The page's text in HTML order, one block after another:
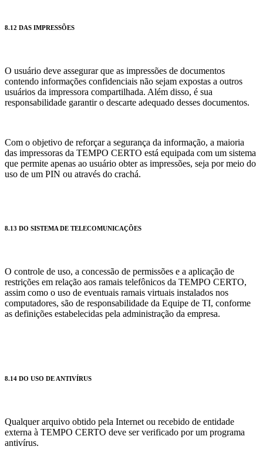
8.12 DAS IMPRESSÕES
O usuário deve assegurar que as impressões de documentos
contendo informações confidenciais não sejam expostas a outros
usuários da impressora compartilhada. Além disso, é sua
responsabilidade garantir o descarte adequado desses documentos.
Com o objetivo de reforçar a segurança da informação, a maioria
das impressoras da TEMPO CERTO está equipada com um sistema
que permite apenas ao usuário obter as impressões, seja por meio do
uso de um PIN ou através do crachá.
8.13 DO SISTEMA DE TELECOMUNICAÇÕES
O controle de uso, a concessão de permissões e a aplicação de
restrições em relação aos ramais telefônicos da TEMPO CERTO,
assim como o uso de eventuais ramais virtuais instalados nos
computadores, são de responsabilidade da Equipe de TI, conforme
as definições estabelecidas pela administração da empresa.
8.14 DO USO DE ANTIVÍRUS
Qualquer arquivo obtido pela Internet ou recebido de entidade
externa à TEMPO CERTO deve ser verificado por um programa
antivírus.